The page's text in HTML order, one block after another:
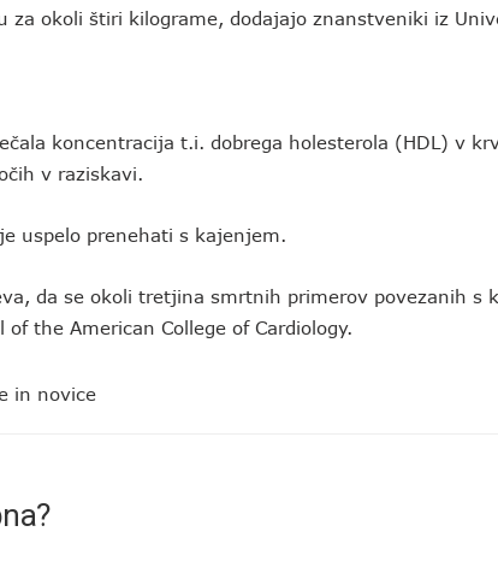
za okoli štiri kilograme, dodajajo znanstveniki iz
koncentracija t.i. dobrega holesterola (HDL) v
v raziskavi.
uspelo prenehati s kajenjem.
da se okoli tretjina smrtnih primerov povezanih s
the American College of Cardiology.
in novice